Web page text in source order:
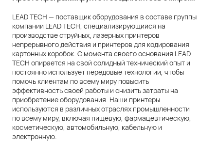
LEAD TECH — поставщик оборудования в составе группы
компаний LEAD TECH, специализирующийся на
производстве струйных, лазерных принтеров
непрерывного действия и принтеров для кодирования
картонных коробок. С момента своего основания LEAD
TECH опирается на свой солидный технический опыт и
постоянно использует передовые технологии, чтобы
помочь клиентам по всему миру повысить
эффективность своей работы и снизить затраты на
приобретение оборудования. Наши принтеры
используются в различных отраслях промышленности
по всему миру, включая пищевую, фармацевтическую,
косметическую, автомобильную, кабельную и
электронную.